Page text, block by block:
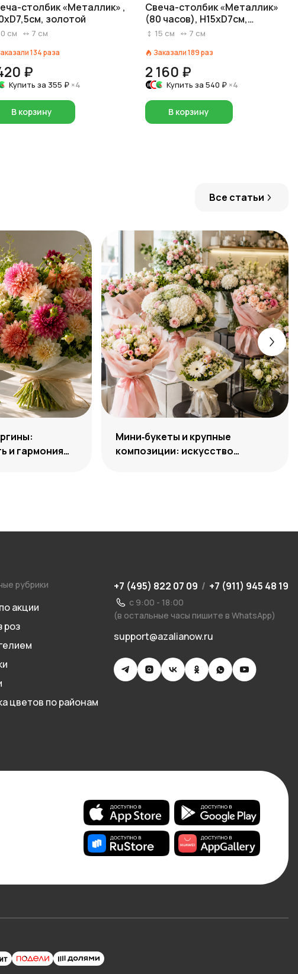
столбик «Металлик» ,
золотой
см 7 см
134раза
₽
Купить за355 ₽ ×4
В корзину
Свеча-столбик «Металлик»
(80 часов), H15xD7см,
золотой
15 см 7 см
Заказали189раз
2 160 ₽
Купить за 540 ₽ ×4
В корзину
Все статьи
и гармония
Мини‑букеты и крупные
композиции: искусство
рубрики
акции
роз
цветов по районам
+7 (495) 822 07 09 / +7 (911) 945 48 19
с 9:00 - 18:00
(в остальные часы пишите в WhatsApp)
support@azalianow.ru